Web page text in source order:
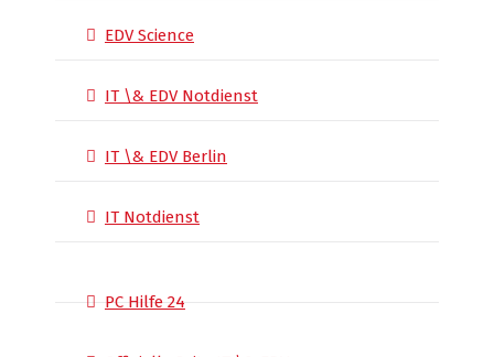
EDV Science
IT \& EDV Notdienst
IT \& EDV Berlin
IT Notdienst
PC Hilfe 24